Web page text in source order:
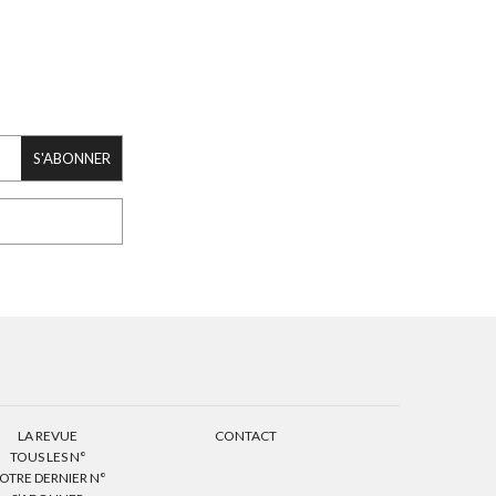
S'ABONNER
LA REVUE
TOUS LES N°
DERNIER N°
CONTACT